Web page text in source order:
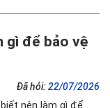
gì để bảo vệ
Đã hỏi: 22/07/2026
nên làm gì để